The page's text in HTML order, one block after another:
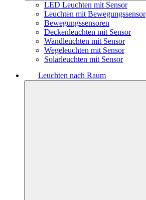
LED Leuchten mit Sensor
Leuchten mit Bewegungssensor
Bewegungssensoren
Deckenleuchten mit Sensor
Wandleuchten mit Sensor
Wegeleuchten mit Sensor
Solarleuchten mit Sensor
Leuchten nach Raum